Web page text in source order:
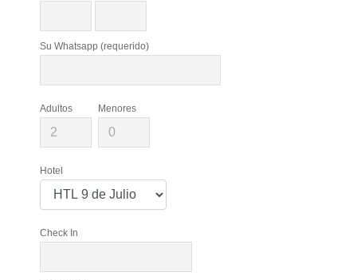
Su Whatsapp (requerido)
Adultos Menores
Hotel
Check In